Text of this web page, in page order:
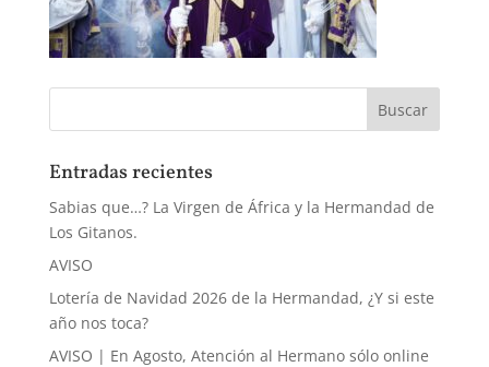
Entradas recientes
Sabias que…? La Virgen de África y la Hermandad de
Los Gitanos.
AVISO
Lotería de Navidad 2026 de la Hermandad, ¿Y si este
año nos toca?
AVISO | En Agosto, Atención al Hermano sólo online